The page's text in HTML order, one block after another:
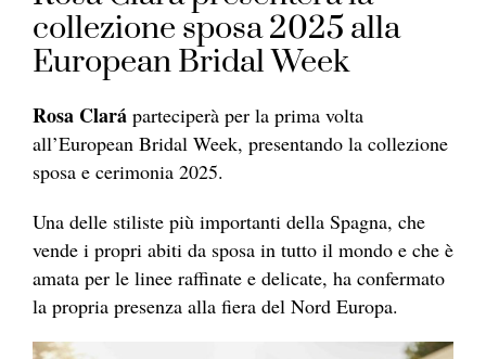
collezione sposa 2025 alla
European Bridal Week
Rosa Clará parteciperà per la prima volta
all’European Bridal Week, presentando la collezione
sposa e cerimonia 2025.
Una delle stiliste più importanti della Spagna, che
vende i propri abiti da sposa in tutto il mondo e che è
amata per le linee raffinate e delicate, ha confermato
la propria presenza alla fiera del Nord Europa.